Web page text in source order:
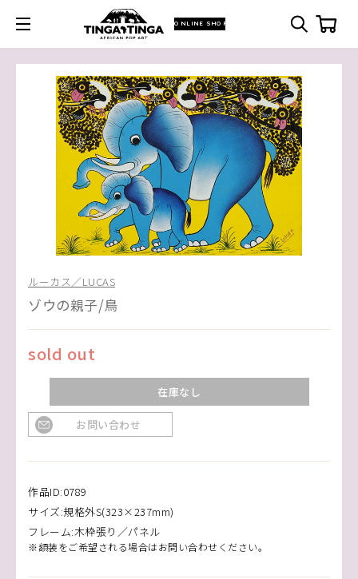
ONLINE SHOP
ルーカス／LUCAS
ゾウの親子/鳥
sold out
在庫なし
お問い合わせ
作品ID:0789
サイズ:規格外S(323×237mm)
フレーム:木枠張り／パネル
※額装をご希望される場合はお問い合わせください。